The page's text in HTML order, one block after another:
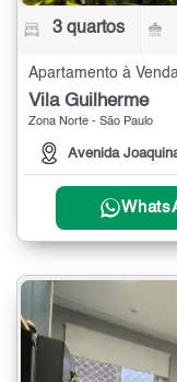
3 quartos
Apartamento à
Vila Guilherme
Zona Norte - São Paulo
Avenida